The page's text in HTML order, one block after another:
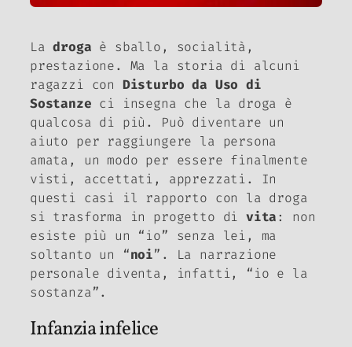
Ladroga è sballo, socialità,
prestazione. Ma la storia di alcuni
ragazzi con Disturbo da Uso di
Sostanze ci insegna che la droga è
qualcosa di più. Può diventare un
aiuto per raggiungere la persona
amata, un modo per essere finalmente
visti, accettati, apprezzati. In
questi casi il rapporto con la droga
si trasforma in progetto di vita: non
esiste più un “io” senza lei, ma
soltanto un “noi”. La narrazione
personale diventa, infatti, “io e la
sostanza”.
Infanzia infelice